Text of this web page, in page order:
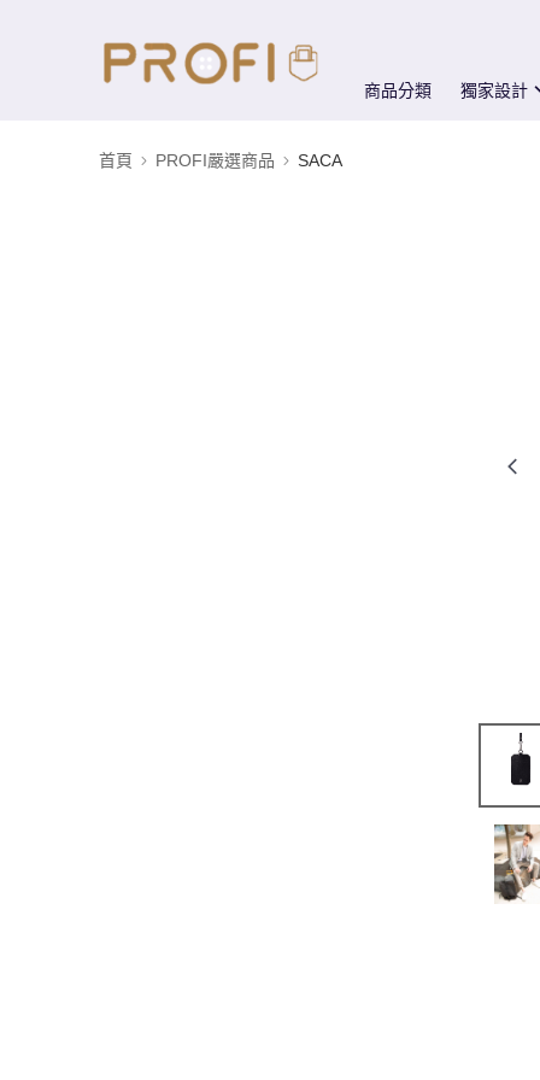
商品分類 獨家設計
首頁 PROFI嚴選商品 SACA